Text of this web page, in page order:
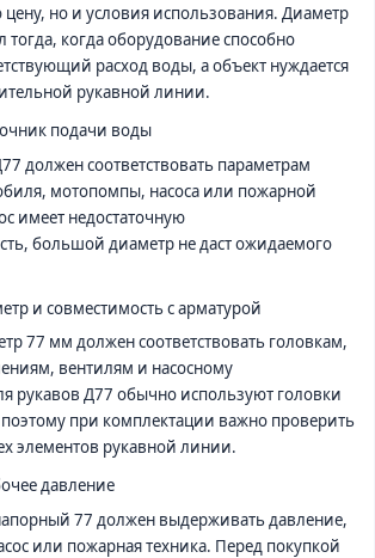
цену, но и условия использования. Диаметр
когда оборудование способно
расход воды, а объект нуждается
рукавной линии.
подачи воды
должен соответствовать параметрам
мотопомпы, насоса или пожарной
имеет недостаточную
большой диаметр не даст ожидаемого
и совместимость с арматурой
77 мм должен соответствовать головкам,
вентилям и насосному
рукавов Д77 обычно используют головки
при комплектации важно проверить
элементов рукавной линии.
давление
77 должен выдерживать давление,
или пожарная техника. Перед покупкой